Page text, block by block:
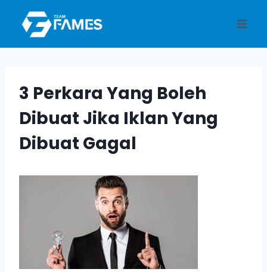
content
3 Perkara Yang Boleh
Dibuat Jika Iklan Yang
Dibuat Gagal